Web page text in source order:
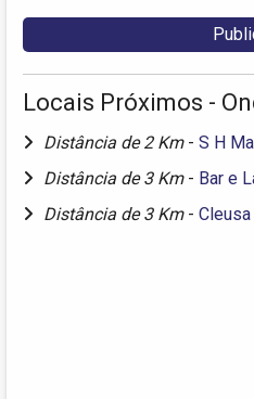
Locais Próximos -
Distância de 2 Km - S H
Distância de 3 Km - Bar e
Distância de 3 Km -